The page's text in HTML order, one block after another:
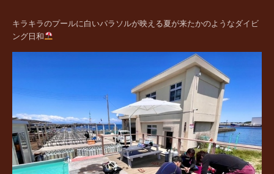
キラキラのプールに白いパラソルが映える夏が来たかのようなダイビ
ング日和